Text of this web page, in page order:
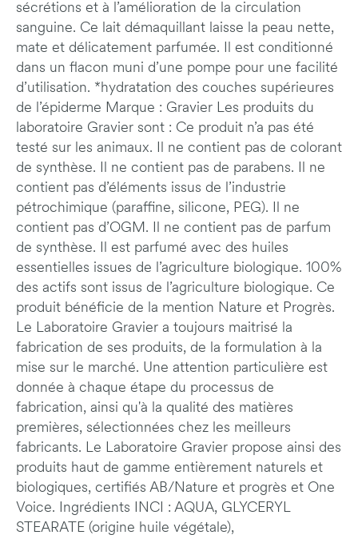
sécrétions et à l’amélioration de la circulation
sanguine. Ce lait démaquillant laisse la peau nette,
mate et délicatement parfumée. Il est conditionné
dans un flacon muni d’une pompe pour une facilité
d’utilisation. *hydratation des couches supérieures
de l’épiderme Marque : Gravier Les produits du
laboratoire Gravier sont : Ce produit n’a pas été
testé sur les animaux. Il ne contient pas de colorant
de synthèse. Il ne contient pas de parabens. Il ne
contient pas d’éléments issus de l’industrie
pétrochimique (paraffine, silicone, PEG). Il ne
contient pas d’OGM. Il ne contient pas de parfum
de synthèse. Il est parfumé avec des huiles
essentielles issues de l’agriculture biologique. 100%
des actifs sont issus de l’agriculture biologique. Ce
produit bénéficie de la mention Nature et Progrès.
Le Laboratoire Gravier a toujours maitrisé la
fabrication de ses produits, de la formulation à la
mise sur le marché. Une attention particulière est
donnée à chaque étape du processus de
fabrication, ainsi qu'à la qualité des matières
premières, sélectionnées chez les meilleurs
fabricants. Le Laboratoire Gravier propose ainsi des
produits haut de gamme entièrement naturels et
biologiques, certifiés AB/Nature et progrès et One
Voice. Ingrédients INCI : AQUA, GLYCERYL
STEARATE (origine huile végétale),